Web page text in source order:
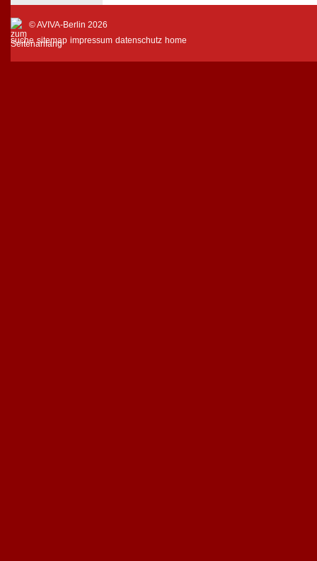
© AVIVA-Berlin 2026
suche sitemap impressum datenschutz home